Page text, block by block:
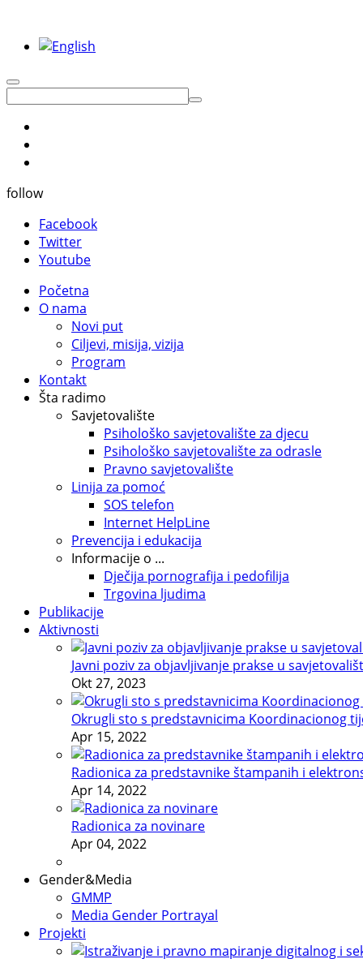
follow
Facebook
Twitter
Youtube
Početna
O nama
Novi put
Ciljevi, misija, vizija
Program
Kontakt
Šta radimo
Savjetovalište
Psihološko savjetovalište za djecu
Psihološko savjetovalište za odrasle
Pravno savjetovalište
Linija za pomoć
SOS telefon
Internet HelpLine
Prevencija i edukacija
Informacije o ...
Dječija pornografija i pedofilija
Trgovina ljudima
Publikacije
Aktivnosti
Javni poziv za objavljivanje prakse u
Okt 27, 2023
Okrugli sto s predstavnicima Koordinacionog
Apr 15, 2022
Radionica za predstavnike štampanih i
Apr 14, 2022
Radionica za novinare
Apr 04, 2022
Gender&Media
GMMP
Media Gender Portrayal
Projekti